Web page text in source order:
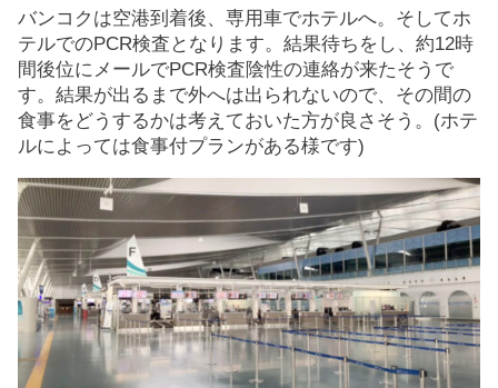
バンコクは空港到着後、専用車でホテルへ。そしてホ
テルでのPCR検査となります。結果待ちをし、約12時
間後位にメールでPCR検査陰性の連絡が来たそうで
す。結果が出るまで外へは出られないので、その間の
食事をどうするかは考えておいた方が良さそう。(ホテ
ルによっては食事付プランがある様です)